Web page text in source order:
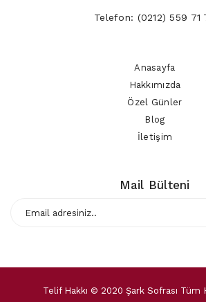
Telefon: (0212) 559 71
Anasayfa
Hakkımızda
Özel Günler
Blog
İletişim
Mail Bülteni
Telif Hakkı © 2020 Şark Sofrası Tüm